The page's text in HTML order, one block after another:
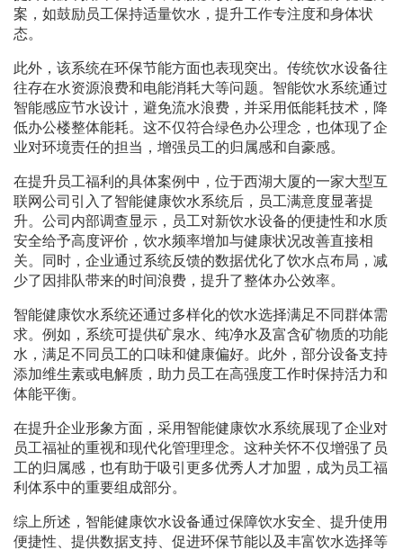
案，如鼓励员工保持适量饮水，提升工作专注度和身体状
态。
此外，该系统在环保节能方面也表现突出。传统饮水设备往
往存在水资源浪费和电能消耗大等问题。智能饮水系统通过
智能感应节水设计，避免流水浪费，并采用低能耗技术，降
低办公楼整体能耗。这不仅符合绿色办公理念，也体现了企
业对环境责任的担当，增强员工的归属感和自豪感。
在提升员工福利的具体案例中，位于西湖大厦的一家大型互
联网公司引入了智能健康饮水系统后，员工满意度显著提
升。公司内部调查显示，员工对新饮水设备的便捷性和水质
安全给予高度评价，饮水频率增加与健康状况改善直接相
关。同时，企业通过系统反馈的数据优化了饮水点布局，减
少了因排队带来的时间浪费，提升了整体办公效率。
智能健康饮水系统还通过多样化的饮水选择满足不同群体需
求。例如，系统可提供矿泉水、纯净水及富含矿物质的功能
水，满足不同员工的口味和健康偏好。此外，部分设备支持
添加维生素或电解质，助力员工在高强度工作时保持活力和
体能平衡。
在提升企业形象方面，采用智能健康饮水系统展现了企业对
员工福祉的重视和现代化管理理念。这种关怀不仅增强了员
工的归属感，也有助于吸引更多优秀人才加盟，成为员工福
利体系中的重要组成部分。
综上所述，智能健康饮水设备通过保障饮水安全、提升使用
便捷性、提供数据支持、促进环保节能以及丰富饮水选择等